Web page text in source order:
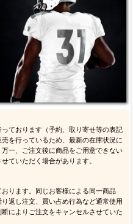
ております（予約、取り寄せ等の表記
を行っているため、最新の在庫状況に
一、ご注文後に商品をご用意できない
ていただく場合があります。
ります。同じお客様による同一商品
返し注文、買い占め行為など通常使用
によりご注文をキャンセルさせていた